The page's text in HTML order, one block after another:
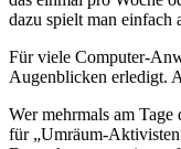
dazu spielt man einfach
Für viele Computer-
Augenblicken erledigt.
Wer mehrmals am
für „Umräum-